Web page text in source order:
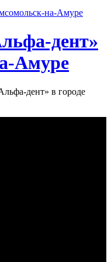
дент»‎
Амуре
дент» в городе